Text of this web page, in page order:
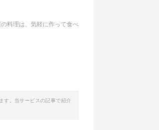
料理は、気軽に作って食べ
す。当サービスの記事で紹介